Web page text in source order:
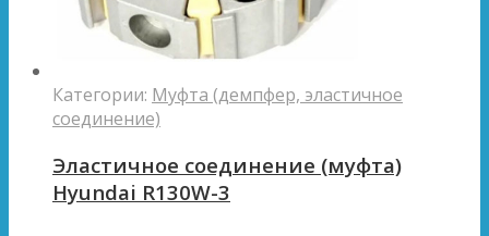
Категории: Муфта (демпфер, эластичное
соединение)
Эластичное соединение (муфта)
Hyundai R130W-3